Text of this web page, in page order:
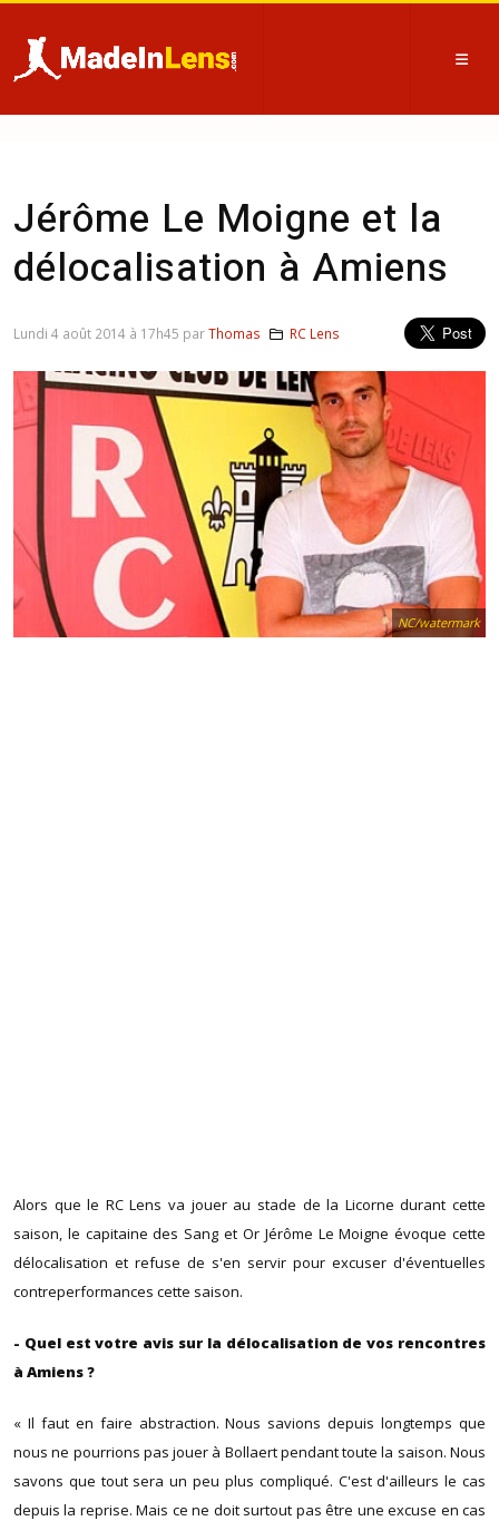
Jérôme Le Moigne et la
délocalisation à Amiens
NC/watermark
Alors que le RC Lens va jouer au stade de la Licorne durant cette
saison, le capitaine des Sang et Or Jérôme Le Moigne évoque cette
délocalisation et refuse de s'en servir pour excuser d'éventuelles
contreperformances cette saison.
- Quel est votre avis sur la délocalisation de vos rencontres
à Amiens ?
« Il faut en faire abstraction. Nous savions depuis longtemps que
nous ne pourrions pas jouer à Bollaert pendant toute la saison. Nous
savons que tout sera un peu plus compliqué. C'est d'ailleurs le cas
depuis la reprise. Mais ce ne doit surtout pas être une excuse en cas
Lundi 4 août 2014 à 17h45 parThomas RC Lens